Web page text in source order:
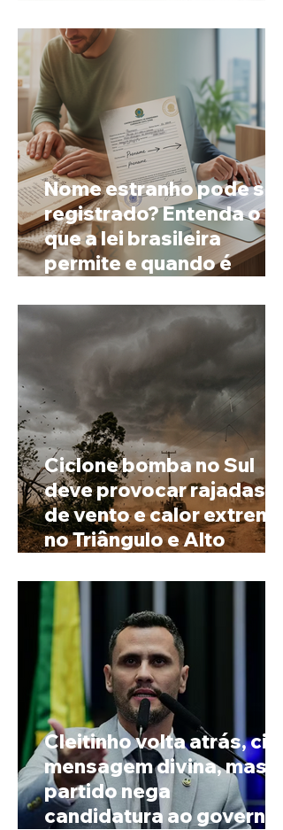
Nome estranho pode ser
registrado? Entenda o
que a lei brasileira
permite e quando é
prenome
Ciclone bomba no Sul
deve provocar rajadas
de vento e calor extremo
no Triângulo e Alto
Cleitinho volta atrás, cita
mensagem divina, mas
partido nega
candidatura ao governo